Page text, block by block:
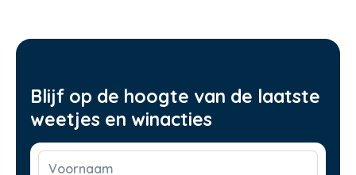
Blijf op de hoogte van de laatste
weetjes en winacties